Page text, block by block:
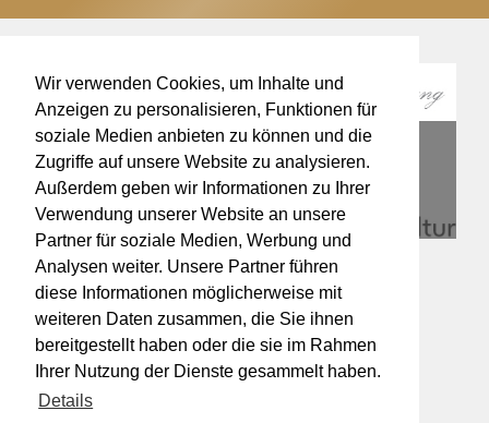
Wir verwenden Cookies, um Inhalte und
Anzeigen zu personalisieren, Funktionen für
soziale Medien anbieten zu können und die
Zugriffe auf unsere Website zu analysieren.
Außerdem geben wir Informationen zu Ihrer
Verwendung unserer Website an unsere
Partner für soziale Medien, Werbung und
Analysen weiter. Unsere Partner führen
diese Informationen möglicherweise mit
weiteren Daten zusammen, die Sie ihnen
bereitgestellt haben oder die sie im Rahmen
Ihrer Nutzung der Dienste gesammelt haben.
Details